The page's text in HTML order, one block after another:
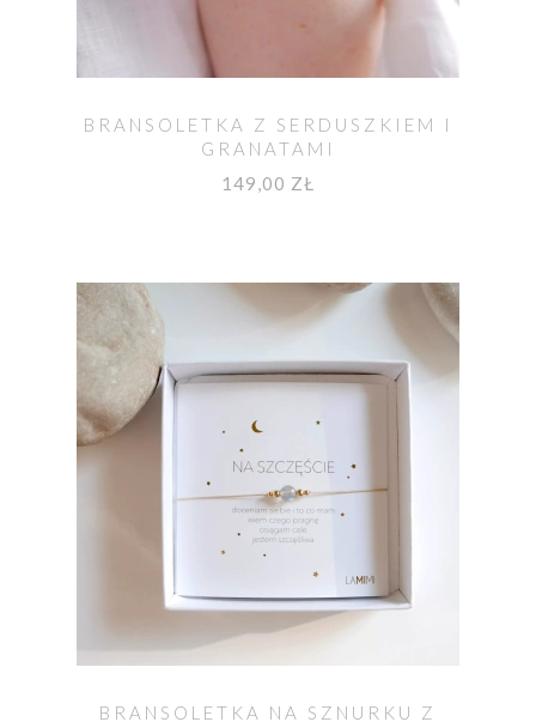
BRANSOLETKA Z SERDUSZKIEM I
GRANATAMI
149,00 ZŁ
BRANSOLETKA NA SZNURKU Z